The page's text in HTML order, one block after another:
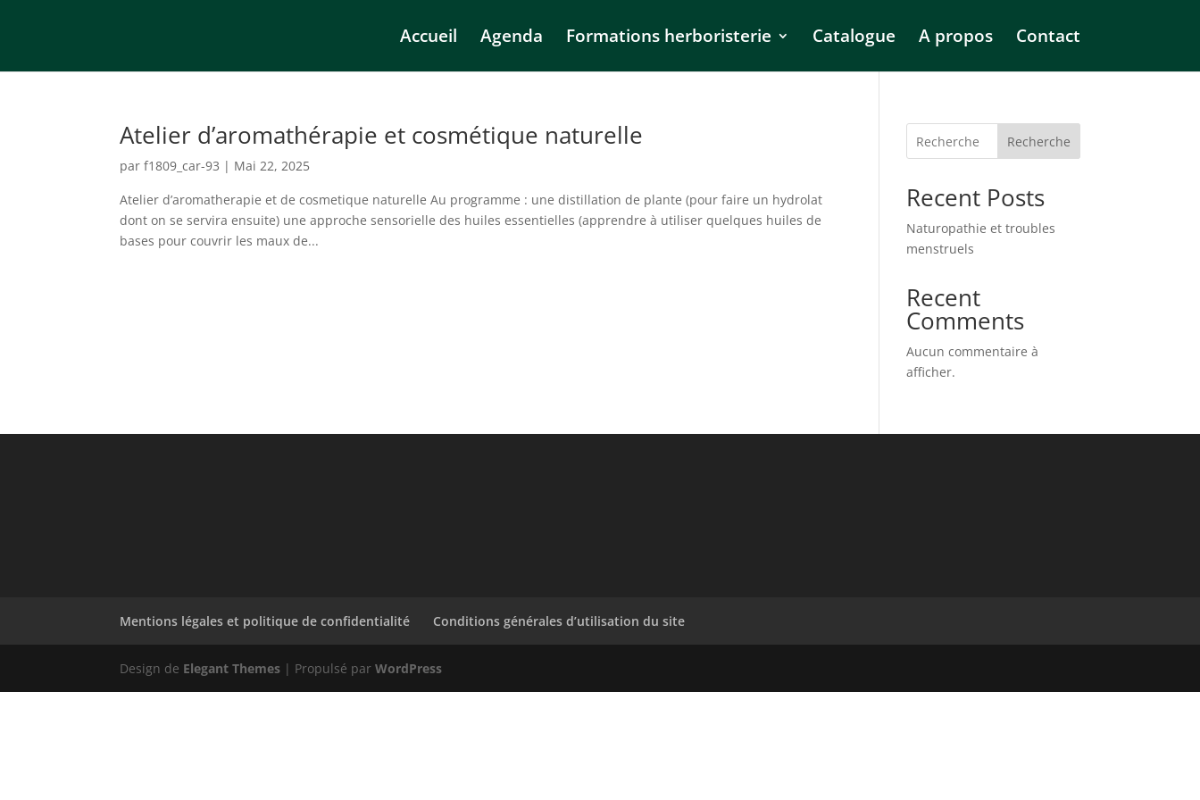
Accueil Agenda Formations herboristerie Catalogue A propos Contact
Atelier d’aromathérapie et cosmétique naturelle
parf1809_car-93 | Mai 22, 2025
Atelier d’aromatherapie et de cosmetique naturelle Au programme : une distillation de plante (pour faire un hydrolat
dont on se servira ensuite) une approche sensorielle des huiles essentielles (apprendre à utiliser quelques huiles de
bases pour couvrir les maux de...
Recherche
Recent Posts
Naturopathie et troubles
menstruels
Recent
Comments
Aucun commentaire à
afficher.
Mentions légales et politique de confidentialité Conditions générales d’utilisation du site
Design de Elegant Themes | Propulsé parWordPress